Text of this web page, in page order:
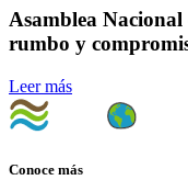
Asamblea
rumbo y
Leer más
Conoce más